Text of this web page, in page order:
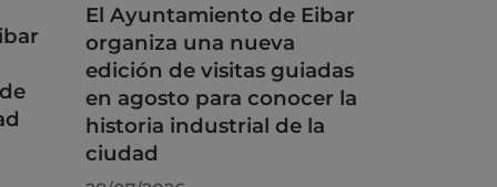
El Ayuntamiento de Eibar
organiza una nueva
edición de visitas guiadas
en agosto para conocer la
historia industrial de la
ciudad